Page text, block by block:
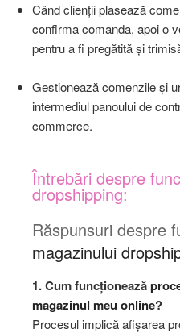
Când clienții plasează
confirma comanda, apoi o
pentru a fi pregătită și
Gestionează comenzile și
intermediul panoului de
commerce.
Întrebări despre
dropshipping:
Răspunsuri despre
magazinului
1. Cum funcționează
magazinul meu online?
Procesul implică afișarea